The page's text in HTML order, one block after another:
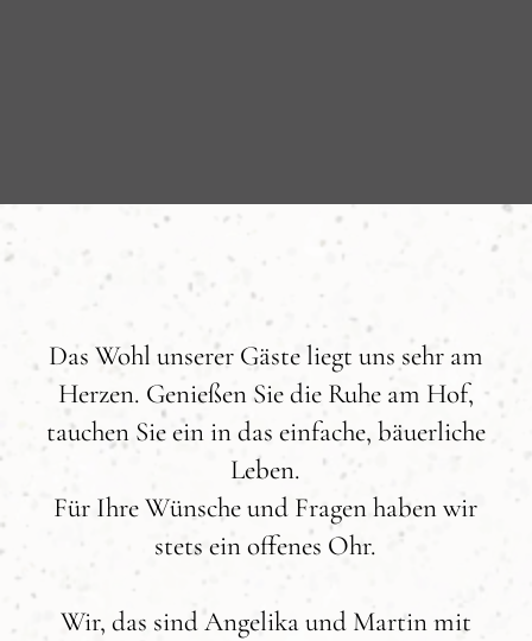
Das Wohl unserer Gäste liegt uns sehr am
Herzen. Genießen Sie die Ruhe am Hof,
tauchen Sie ein in das einfache, bäuerliche
Leben.
Für Ihre Wünsche und Fragen haben wir
stets ein offenes Ohr.
Wir, das sind Angelika und Martin mit